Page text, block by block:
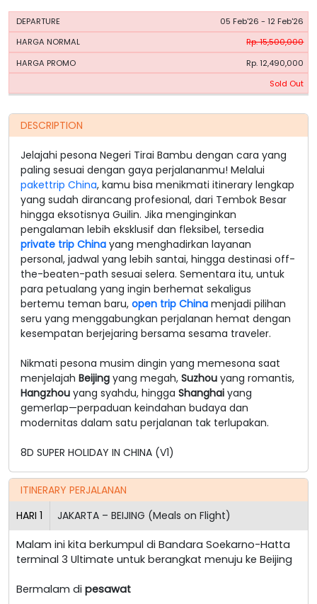
PERIODE
HARGA
05 Feb'26 - 12 Feb'26
Rp. 15,500,000
Rp. 12,490,000
Sold Out
DESCRIPTION
Jelajahi pesona Negeri Tirai Bambu dengan cara yang
paling sesuai dengan gaya perjalananmu! Melalui
pakettrip China, kamu bisa menikmati itinerary lengkap
yang sudah dirancang profesional, dari Tembok Besar
hingga eksotisnya Guilin. Jika menginginkan
pengalaman lebih eksklusif dan fleksibel, tersedia
private trip China yang menghadirkan layanan
personal, jadwal yang lebih santai, hingga destinasi off-
the-beaten-path sesuai selera. Sementara itu, untuk
para petualang yang ingin berhemat sekaligus
bertemu teman baru, open trip China menjadi pilihan
seru yang menggabungkan perjalanan hemat dengan
kesempatan berjejaring bersama sesama traveler.
Nikmati pesona musim dingin yang memesona saat
menjelajah Beijing yang megah, Suzhou yang romantis,
Hangzhou yang syahdu, hingga Shanghai yang
gemerlap—perpaduan keindahan budaya dan
modernitas dalam satu perjalanan tak terlupakan.
8D SUPER HOLIDAY IN CHINA (V1)
ITINERARY PERJALANAN
HARI 1 JAKARTA – BEIJING (Meals on Flight)
Malam ini kita berkumpul di Bandara Soekarno-Hatta
terminal 3 Ultimate untuk berangkat menuju ke Beijing
Bermalam di pesawat